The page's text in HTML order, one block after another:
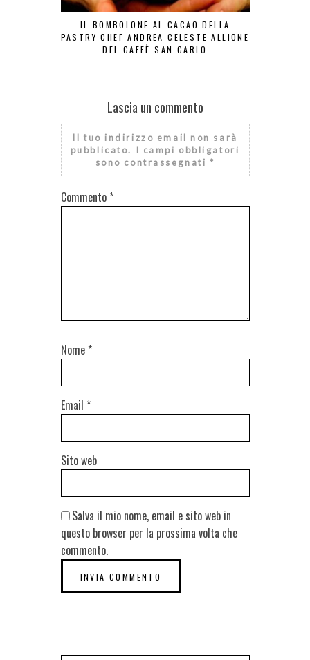
IL BOMBOLONE AL CACAO DELLA
PASTRY CHEF ANDREA CELESTE ALLIONE
DEL CAFFÈ SAN CARLO
Lascia un commento
Il tuo indirizzo email non sarà
pubblicato.
I campi obbligatori
sono contrassegnati *
Commento *
Nome *
Email *
Sito web
Salva il mio nome, email e sito web in
questo browser per la prossima volta che
commento.